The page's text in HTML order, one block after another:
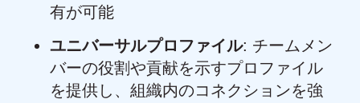
有が可能
ユニバーサルプロファイル: チームメン
バーの役割や貢献を示すプロファイル
を提供し、組織内のコネクションを強